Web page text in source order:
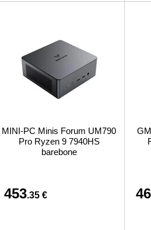
MINI-PC Minis Forum UM790
Pro Ryzen 9 7940HS
barebone
453.35 €